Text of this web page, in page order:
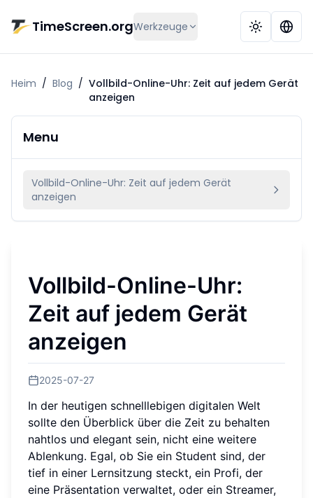
TimeScreen.orgWerkzeuge
Heim / Blog / Vollbild-Online-Uhr: Zeit auf jedem Gerät
anzeigen
Menu
Vollbild-Online-Uhr: Zeit auf jedem Gerät
anzeigen
Vollbild-Online-Uhr:
Zeit auf jedem Gerät
anzeigen
2025-07-27
In der heutigen schnelllebigen digitalen Welt
sollte den Überblick über die Zeit zu behalten
nahtlos und elegant sein, nicht eine weitere
Ablenkung. Egal, ob Sie ein Student sind, der
tief in einer Lernsitzung steckt, ein Profi, der
eine Präsentation verwaltet, oder ein Streamer,